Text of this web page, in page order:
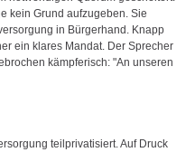
kein Grund aufzugeben. Sie
in Bürgerhand. Knapp
ein klares Mandat. Der Sprecher
kämpferisch: "An unseren
teilprivatisiert. Auf Druck